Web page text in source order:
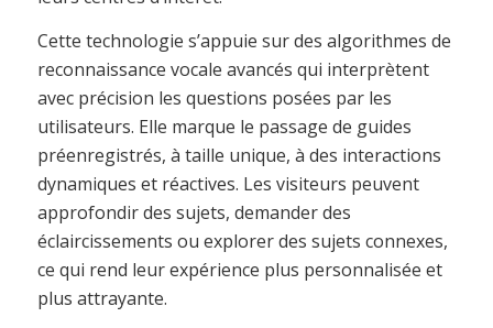
Cette technologie s’appuie sur des algorithmes de
reconnaissance vocale avancés qui interprètent
avec précision les questions posées par les
utilisateurs. Elle marque le passage de guides
préenregistrés, à taille unique, à des interactions
dynamiques et réactives. Les visiteurs peuvent
approfondir des sujets, demander des
éclaircissements ou explorer des sujets connexes,
ce qui rend leur expérience plus personnalisée et
plus attrayante.